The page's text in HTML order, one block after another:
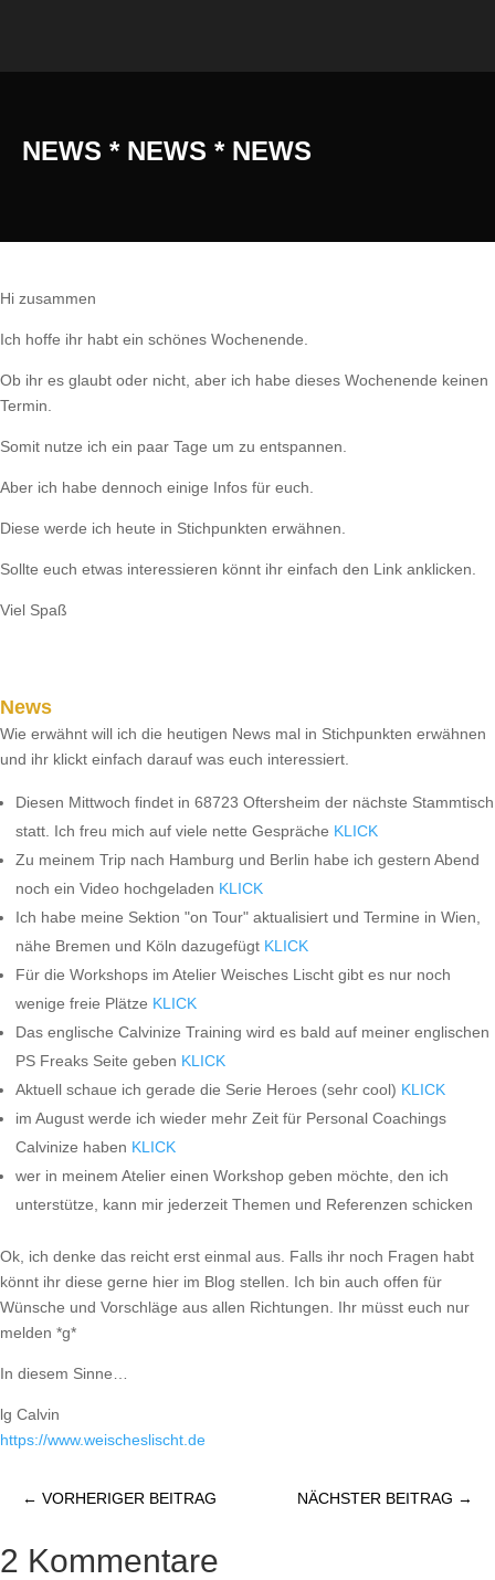
NEWS * NEWS * NEWS
Hi zusammen
Ich hoffe ihr habt ein schönes Wochenende.
Ob ihr es glaubt oder nicht, aber ich habe dieses Wochenende keinen
Termin.
Somit nutze ich ein paar Tage um zu entspannen.
Aber ich habe dennoch einige Infos für euch.
Diese werde ich heute in Stichpunkten erwähnen.
Sollte euch etwas interessieren könnt ihr einfach den Link anklicken.
Viel Spaß
News
Wie erwähnt will ich die heutigen News mal in Stichpunkten erwähnen
und ihr klickt einfach darauf was euch interessiert.
Diesen Mittwoch findet in 68723 Oftersheim der nächste Stammtisch
statt. Ich freu mich auf viele nette Gespräche KLICK
Zu meinem Trip nach Hamburg und Berlin habe ich gestern Abend
noch ein Video hochgeladen KLICK
Ich habe meine Sektion "on Tour" aktualisiert und Termine in Wien,
nähe Bremen und Köln dazugefügt KLICK
Für die Workshops im Atelier Weisches Lischt gibt es nur noch
wenige freie Plätze KLICK
Das englische Calvinize Training wird es bald auf meiner englischen
PS Freaks Seite geben KLICK
Aktuell schaue ich gerade die Serie Heroes (sehr cool) KLICK
im August werde ich wieder mehr Zeit für Personal Coachings
Calvinize haben KLICK
wer in meinem Atelier einen Workshop geben möchte, den ich
unterstütze, kann mir jederzeit Themen und Referenzen schicken
Ok, ich denke das reicht erst einmal aus. Falls ihr noch Fragen habt
könnt ihr diese gerne hier im Blog stellen. Ich bin auch offen für
Wünsche und Vorschläge aus allen Richtungen. Ihr müsst euch nur
melden *g*
In diesem Sinne…
lg Calvin
https://​www.weischeslischt.de
← VORHERIGER BEITRAG NÄCHSTER BEITRAG →
2 Kommentare